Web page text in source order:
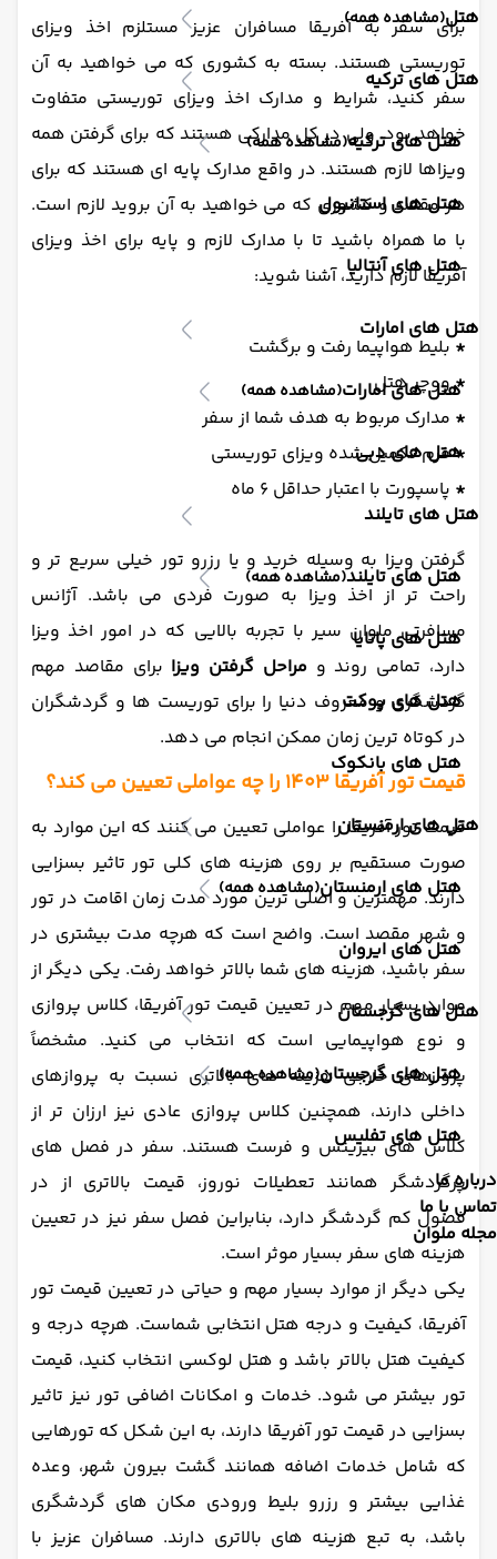
هتل(مشاهده همه)
هتل های ترکیه
هتل های ترکیه(مشاهده همه)
هتل های استانبول
هتل های آنتالیا
هتل های امارات
هتل های امارات(مشاهده همه)
هتل های دبی
هتل های تایلند
هتل های تایلند(مشاهده همه)
هتل های پاتایا
هتل های پوکت
هتل های بانکوک
هتل های ارمنستان
هتل های ارمنستان(مشاهده همه)
هتل های ایروان
هتل های گرجستان
هتل های گرجستان(مشاهده همه)
هتل های تفلیس
درباره ما
تماس با ما
مجله ملوان
برای سفر به آفریقا مسافران عزیز مستلزم اخذ ویزای
توریستی هستند. بسته به کشوری که می خواهید به آن
سفر کنید، شرایط و مدارک اخذ ویزای توریستی متفاوت
خواهد بود. ولی در کل مدارکی هستند که برای گرفتن همه
ویزاها لازم هستند. در واقع مدارک پایه ای هستند که برای
هر مقصد و کشوری که می خواهید به آن بروید لازم است.
با ما همراه باشید تا با مدارک لازم و پایه برای اخذ ویزای
آفریقا لازم دارید، آشنا شوید:
*بلیط هواپیما رفت و برگشت
*ووچر هتل
* مدارک مربوط به هدف شما از سفر
*فرم تکمیل شده ویزای توریستی
* پاسپورت با اعتبار حداقل 6 ماه
گرفتن ویزا به وسیله خرید و یا رزرو تور خیلی سریع تر و
راحت تر از اخذ ویزا به صورت فردی می باشد. آژانس
مسافرتی ملوان سیر با تجربه بالایی که در امور اخذ ویزا
دارد، تمامی روند ومراحل گرفتن ویزا برای مقاصد مهم
گردشگری و معروف دنیا را برای توریست ها و گردشگران
در کوتاه ترین زمان ممکن انجام می دهد.
قیمت تور آفریقا 1403 را چه عواملی تعیین می کند؟
قیمت تور آفریقا را عواملی تعیین می کنند که این موارد به
صورت مستقیم بر روی هزینه های کلی تور تاثیر بسزایی
دارند. مهمترین و اصلی ترین مورد مدت زمان اقامت در تور
و شهر مقصد است. واضح است که هرچه مدت بیشتری در
سفر باشید، هزینه های شما بالاتر خواهد رفت. یکی دیگر از
موارد بسیار مهم در تعیین قیمت تور آفریقا، کلاس پروازی
و نوع هواپیمایی است که انتخاب می کنید. مشخصاً
پروازهای خارجی هزینه های بالاتری نسبت به پروازهای
داخلی دارند، همچنین کلاس پروازی عادی نیز ارزان تر از
کلاس های بیزینس و فرست هستند. سفر در فصل های
پرگردشگر همانند تعطیلات نوروز، قیمت بالاتری از در
فصول کم گردشگر دارد، بنابراین فصل سفر نیز در تعیین
هزینه های سفر بسیار موثر است.
یکی دیگر از موارد بسیار مهم و حیاتی در تعیین قیمت تور
آفریقا، کیفیت و درجه هتل انتخابی شماست. هرچه درجه و
کیفیت هتل بالاتر باشد و هتل لوکسی انتخاب کنید، قیمت
تور بیشتر می شود. خدمات و امکانات اضافی تور نیز تاثیر
بسزایی در قیمت تور آفریقا دارند، به این شکل که تورهایی
که شامل خدمات اضافه همانند گشت بیرون شهر، وعده
غذایی بیشتر و رزرو بلیط ورودی مکان های گردشگری
باشد، به تبع هزینه های بالاتری دارند. مسافران عزیز با